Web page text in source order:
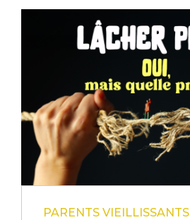
PARENTS VIEILLISSANTS